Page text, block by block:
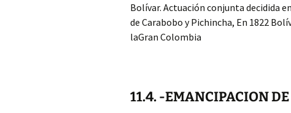
Bolívar. Actuación conjunta decidida
de Carabobo y Pichincha, En 1822
laGran Colombia
11.4. -EMANCIPACION